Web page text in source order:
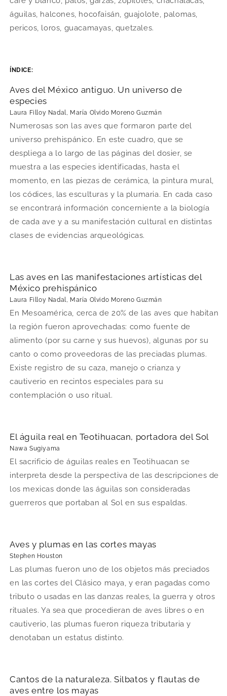
águilas, halcones, hocofaisán, guajolote, palomas,
pericos, loros, guacamayas, quetzales.
ÍNDICE:
Aves del México antiguo. Un universo de
especies
Laura Filloy Nadal, María Olvido Moreno Guzmán
Numerosas son las aves que formaron parte del
universo prehispánico. En este cuadro, que se
despliega a lo largo de las páginas del dosier, se
muestra a las especies identificadas, hasta el
momento, en las piezas de cerámica, la pintura mural,
los códices, las esculturas y la plumaria. En cada caso
se encontrará información concerniente a la biología
de cada ave y a su manifestación cultural en distintas
clases de evidencias arqueológicas.
Las aves en las manifestaciones artísticas del
México prehispánico
Laura Filloy Nadal, María Olvido Moreno Guzmán
En Mesoamérica, cerca de 20% de las aves que habitan
la región fueron aprovechadas: como fuente de
alimento (por su carne y sus huevos), algunas por su
canto o como proveedoras de las preciadas plumas.
Existe registro de su caza, manejo o crianza y
cautiverio en recintos especiales para su
contemplación o uso ritual.
El águila real en Teotihuacan, portadora del Sol
Nawa Sugiyama
El sacrificio de águilas reales en Teotihuacan se
interpreta desde la perspectiva de las descripciones de
los mexicas donde las águilas son consideradas
guerreros que portaban al Sol en sus espaldas.
Aves y plumas en las cortes mayas
Stephen Houston
Las plumas fueron uno de los objetos más preciados
en las cortes del Clásico maya, y eran pagadas como
tributo o usadas en las danzas reales, la guerra y otros
rituales. Ya sea que procedieran de aves libres o en
cautiverio, las plumas fueron riqueza tributaria y
denotaban un estatus distinto.
Cantos de la naturaleza. Silbatos y flautas de
aves entre los mayas